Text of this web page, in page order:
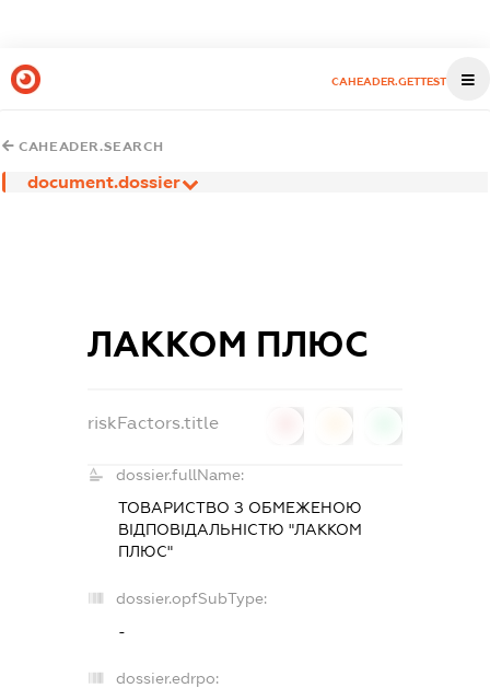
CAHEADER.GETTEST
CAHEADER.SEARCH
document.dossier
ЛАККОМ ПЛЮС
riskFactors.title
dossier.fullName:
ТОВАРИСТВО З ОБМЕЖЕНОЮ
ВІДПОВІДАЛЬНІСТЮ "ЛАККОМ
ПЛЮС"
dossier.opfSubType:
-
dossier.edrpo: